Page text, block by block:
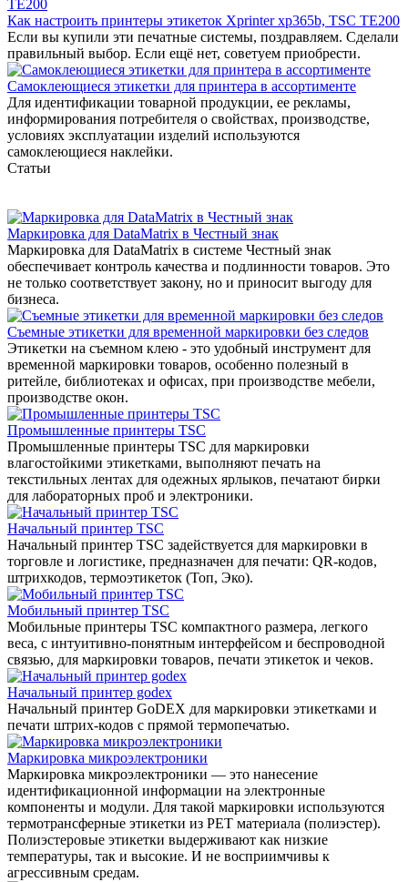
Как настроить принтеры этикеток Xprinter xp365b, TSC TE200
Если вы купили эти печатные системы, поздравляем. Сделали
правильный выбор. Если ещё нет, советуем приобрести.
Самоклеющиеся этикетки для принтера в ассортименте
Для идентификации товарной продукции, ее рекламы,
информирования потребителя о свойствах, производстве,
условиях эксплуатации изделий используются
самоклеющиеся наклейки.
Статьи
Маркировка для DataMatrix в Честный знак
Маркировка для DataMatrix в системе Честный знак
обеспечивает контроль качества и подлинности товаров. Это
не только соответствует закону, но и приносит выгоду для
бизнеса.
Съемные этикетки для временной маркировки без следов
Этикетки на съемном клею - это удобный инструмент для
временной маркировки товаров, особенно полезный в
ритейле, библиотеках и офисах, при производстве мебели,
производстве окон.
Промышленные принтеры TSC
Промышленные принтеры TSC для маркировки
влагостойкими этикетками, выполняют печать на
текстильных лентах для одежных ярлыков, печатают бирки
для лабораторных проб и электроники.
Начальный принтер TSC
Начальный принтер TSC задействуется для маркировки в
торговле и логистике, предназначен для печати: QR-кодов,
штрихкодов, термоэтикеток (Топ, Эко).
Мобильный принтер TSC
Мобильные принтеры TSC компактного размера, легкого
веса, с интуитивно-понятным интерфейсом и беспроводной
связью, для маркировки товаров, печати этикеток и чеков.
Начальный принтер godex
Начальный принтер GoDEX для маркировки этикетками и
печати штрих-кодов с прямой термопечатью.
Маркировка микроэлектроники
Маркировка микроэлектроники — это нанесение
идентификационной информации на электронные
компоненты и модули. Для такой маркировки используются
термотрансферные этикетки из PET материала (полиэстер).
Полиэстеровые этикетки выдерживают как низкие
температуры, так и высокие. И не восприимчивы к
агрессивным средам.